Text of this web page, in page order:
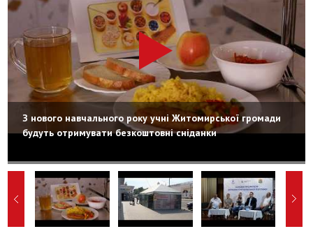
З нового навчального року учні Житомирської громади
будуть отримувати безкоштовні сніданки